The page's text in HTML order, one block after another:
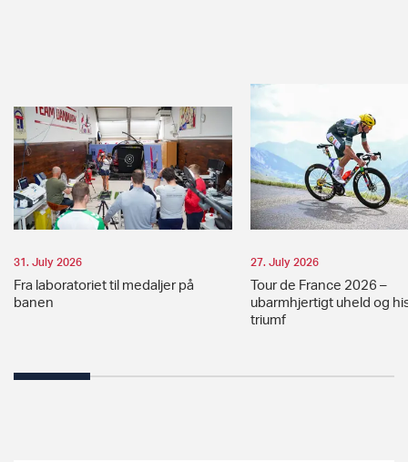
31. July 2026
Fra laboratoriet til medaljer på
banen
27. July 2026
Tour de France 2026 –
ubarmhjertigt uheld og
triumf